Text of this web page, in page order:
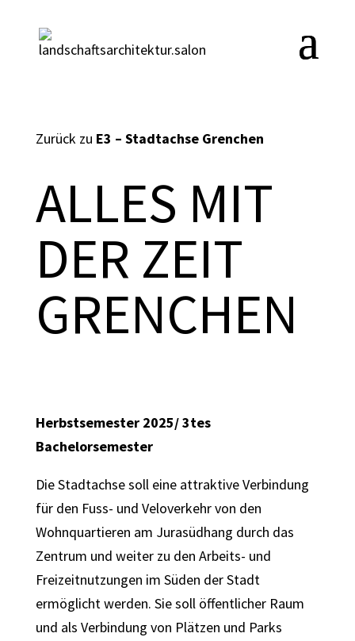
Zurück zu E3 – Stadtachse Grenchen
ALLES MIT
DER ZEIT
GRENCHEN
Herbstsemester 2025/ 3tes
Bachelorsemester
Die Stadtachse soll eine attraktive Verbindung
für den Fuss- und Veloverkehr von den
Wohnquartieren am Jurasüdhang durch das
Zentrum und weiter zu den Arbeits- und
Freizeitnutzungen im Süden der Stadt
ermöglicht werden. Sie soll öffentlicher Raum
und als Verbindung von Plätzen und Parks